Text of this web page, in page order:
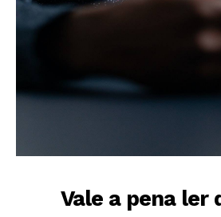
Vale a pena ler